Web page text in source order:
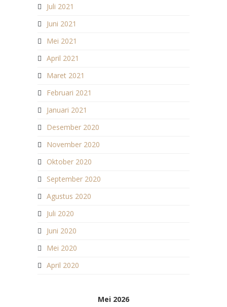
Juli 2021
Juni 2021
Mei 2021
April 2021
Maret 2021
Februari 2021
Januari 2021
Desember 2020
November 2020
Oktober 2020
September 2020
Agustus 2020
Juli 2020
Juni 2020
Mei 2020
April 2020
Mei 2026